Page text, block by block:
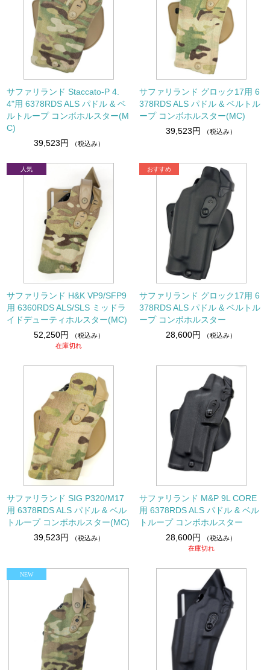
サファリランド Staccato-P 4.
4"用 6378RDS ALS パドル & ベ
ルトループ コンボホルスター(M
C)
39,523円
（税込み）
サファリランド グロック17用 6
378RDS ALS パドル & ベルトル
ープ コンボホルスター(MC)
39,523円
（税込み）
サファリランド H&K VP9/SFP9
用 6360RDS ALS/SLS ミッドラ
イドデューティホルスター(MC)
52,250円
（税込み）
在庫切れ
サファリランド グロック17用 6
378RDS ALS パドル & ベルトル
ープ コンボホルスター
28,600円
（税込み）
サファリランド SIG P320/M17
用 6378RDS ALS パドル & ベル
トループ コンボホルスター(MC)
39,523円
（税込み）
サファリランド M&P 9L CORE
用 6378RDS ALS パドル & ベル
トループ コンボホルスター
28,600円
（税込み）
在庫切れ